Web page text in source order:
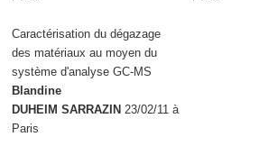
Caractérisation du dégazage
des matériaux au moyen du
système d'analyse GC-MS
Blandine
DUHEIM SARRAZIN 23/02/11 à
Paris